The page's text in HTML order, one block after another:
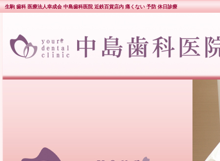
生駒 歯科 医療法人幸成会 中島歯科医院 近鉄百貨店内 痛くない 予防 休日診療